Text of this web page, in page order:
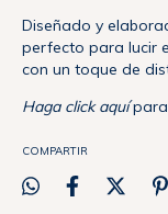
Diseñado y
perfecto para lucir
con un toque de
Haga click aquípara
COMPARTIR